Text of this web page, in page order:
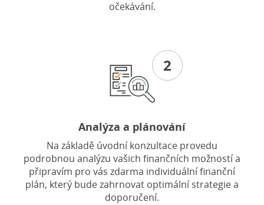
očekávání.
2
Analýza a plánování
Na základě úvodní konzultace provedu
podrobnou analýzu vašich finančních možností a
připravím pro vás zdarma individuální finanční
plán, který bude zahrnovat optimální strategie a
doporučení.